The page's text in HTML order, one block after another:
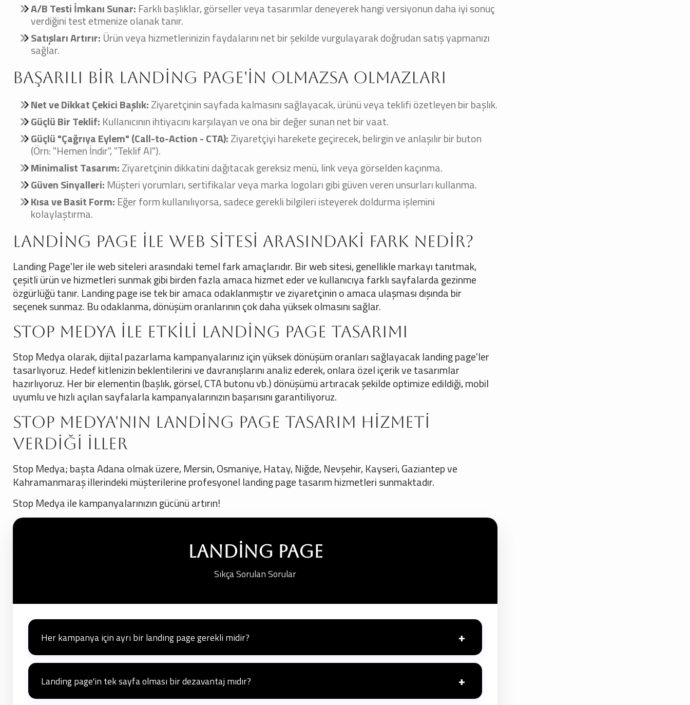
A/B Testi İmkanı Sunar: Farklı başlıklar, görseller veya tasarımlar deneyerek hangi versiyonun daha iyi sonuç
verdiğini test etmenize olanak tanır.
Satışları Artırır: Ürün veya hizmetlerinizin faydalarını net bir şekilde vurgulayarak doğrudan satış yapmanızı
sağlar.
Başarılı Bir Landing Page'in Olmazsa Olmazları
Net ve Dikkat Çekici Başlık:Ziyaretçinin sayfada kalmasını sağlayacak, ürünü veya teklifi özetleyen bir başlık.
Güçlü Bir Teklif: Kullanıcının ihtiyacını karşılayan ve ona bir değer sunan net bir vaat.
Güçlü "Çağrıya Eylem" (Call-to-Action - CTA):Ziyaretçiyi harekete geçirecek, belirgin ve anlaşılır bir buton
(Örn: "Hemen İndir", "Teklif Al").
Minimalist Tasarım:Ziyaretçinin dikkatini dağıtacak gereksiz menü, link veya görselden kaçınma.
Güven Sinyalleri: Müşteri yorumları, sertifikalar veya marka logoları gibi güven veren unsurları kullanma.
Kısa ve Basit Form: Eğer form kullanılıyorsa, sadece gerekli bilgileri isteyerek doldurma işlemini
kolaylaştırma.
Landing Page ile Web Sitesi Arasındaki Fark Nedir?
Landing Page'ler ile web siteleri arasındaki temel fark amaçlarıdır. Bir web sitesi, genellikle markayı tanıtmak,
çeşitli ürün ve hizmetleri sunmak gibi birden fazla amaca hizmet eder ve kullanıcıya farklı sayfalarda gezinme
özgürlüğü tanır. Landing page ise tek bir amaca odaklanmıştır ve ziyaretçinin o amaca ulaşması dışında bir
seçenek sunmaz. Bu odaklanma, dönüşüm oranlarının çok daha yüksek olmasını sağlar.
Stop Medya ile Etkili Landing Page Tasarımı
Stop Medya olarak, dijital pazarlama kampanyalarınız için yüksek dönüşüm oranları sağlayacak landing page'ler
tasarlıyoruz. Hedef kitlenizin beklentilerini ve davranışlarını analiz ederek, onlara özel içerik ve tasarımlar
hazırlıyoruz. Her bir elementin (başlık, görsel, CTA butonu vb.) dönüşümü artıracak şekilde optimize edildiği, mobil
uyumlu ve hızlı açılan sayfalarla kampanyalarınızın başarısını garantiliyoruz.
Stop Medya'nın Landing Page Tasarım Hizmeti
Verdiği İller
Stop Medya; başta Adana olmak üzere, Mersin, Osmaniye, Hatay, Niğde, Nevşehir, Kayseri, Gaziantep ve
Kahramanmaraş illerindeki müşterilerine profesyonel landing page tasarım hizmetleri sunmaktadır.
Stop Medya ile kampanyalarınızın gücünü artırın!
Landing Page
Sıkça Sorulan Sorular
Her kampanya için ayrı bir landing page gerekli midir? +
Evet, her kampanya için ayrı bir landing page kullanmak, performans takibini kolaylaştırır ve ziyaretçilere daha ilgili bir mesaj sunarak
dönüşüm oranını artırır.
Landing page'in tek sayfa olması bir dezavantaj mıdır? +